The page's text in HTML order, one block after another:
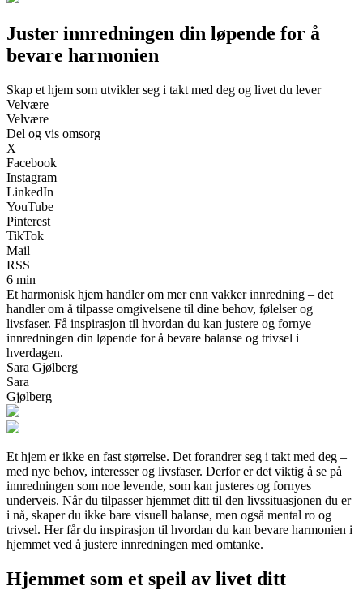
Juster innredningen din løpende for å
bevare harmonien
Skap et hjem som utvikler seg i takt med deg og livet du lever
Velvære
Velvære
Del og vis omsorg
X
Facebook
Instagram
LinkedIn
YouTube
Pinterest
TikTok
Mail
RSS
6 min
Et harmonisk hjem handler om mer enn vakker innredning – det
handler om å tilpasse omgivelsene til dine behov, følelser og
livsfaser. Få inspirasjon til hvordan du kan justere og fornye
innredningen din løpende for å bevare balanse og trivsel i
hverdagen.
Sara Gjølberg
Sara
Gjølberg
Et hjem er ikke en fast størrelse. Det forandrer seg i takt med deg –
med nye behov, interesser og livsfaser. Derfor er det viktig å se på
innredningen som noe levende, som kan justeres og fornyes
underveis. Når du tilpasser hjemmet ditt til den livssituasjonen du er
i nå, skaper du ikke bare visuell balanse, men også mental ro og
trivsel. Her får du inspirasjon til hvordan du kan bevare harmonien i
hjemmet ved å justere innredningen med omtanke.
Hjemmet som et speil av livet ditt